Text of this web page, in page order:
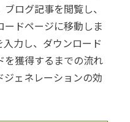
ログ記事を閲覧し、
ドページに移動しま
力し、ダウンロード
を獲得するまでの流れ
ェネレーションの効